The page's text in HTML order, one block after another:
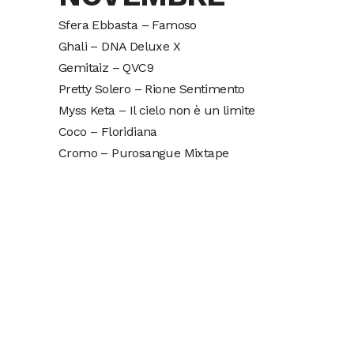
Sfera Ebbasta – Famoso
Ghali – DNA Deluxe X
Gemitaiz – QVC9
Pretty Solero – Rione Sentimento
Myss Keta – Il cielo non è un limite
Coco – Floridiana
Cromo – Purosangue Mixtape